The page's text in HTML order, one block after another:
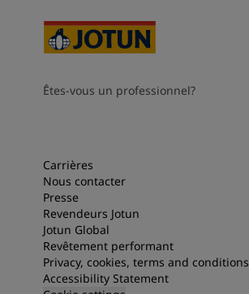
Êtes-vous un professionnel?
Carrières
Nous contacter
Presse
Revendeurs Jotun
Jotun Global
Revêtement performant
Privacy, cookies, terms and conditions
Accessibility Statement